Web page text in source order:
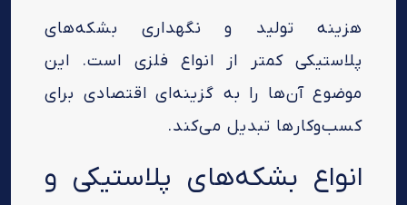
هزینه تولید و نگهداری بشکه‌های
پلاستیکی کمتر از انواع فلزی است. این
موضوع آن‌ها را به گزینه‌ای اقتصادی برای
کسب‌وکارها تبدیل می‌کند.
انواع بشکه‌های پلاستیکی و